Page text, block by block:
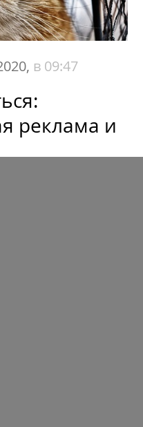
в 09:47
реклама и